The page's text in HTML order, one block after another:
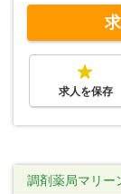
求人を保存
調剤薬局マリー